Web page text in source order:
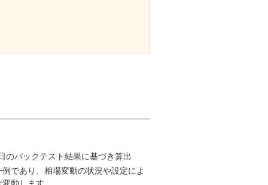
のバックテスト結果に基づき算出
であり、相場変動の状況や設定によ
動します。